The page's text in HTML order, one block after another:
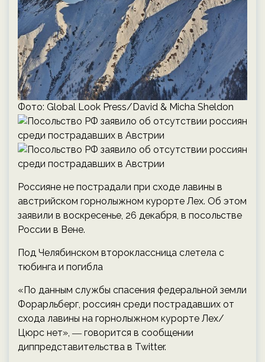
Фото: Global Look Press/David & Micha Sheldon
Россияне не пострадали при сходе лавины в
австрийском горнолыжном курорте Лех. Об этом
заявили в воскресенье, 26 декабря, в посольстве
России в Вене.
Под Челябинском второклассница слетела с
тюбинга и погибла
«По данным службы спасения федеральной земли
Форарльберг, россиян среди пострадавших от
схода лавины на горнолыжном курорте Лех/
Цюрс нет», ― говорится в сообщении
диппредставительства в Twitter.